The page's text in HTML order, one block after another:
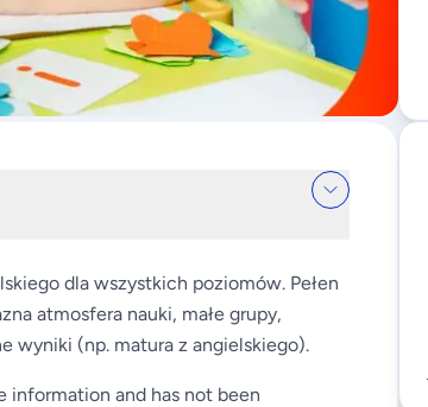
dla wszystkich poziomów. Pełen
atmosfera nauki, małe grupy,
wyniki (np. matura z angielskiego).
information and has not been